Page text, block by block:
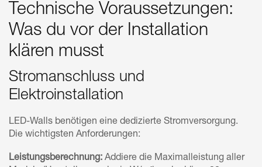
Technische Voraussetzungen:
Was du vor der Installation
klären musst
Stromanschluss und
Elektroinstallation
LED-Walls benötigen eine dedizierte Stromversorgung.
Die wichtigsten Anforderungen:
Leistungsberechnung: Addiere die Maximalleistung aller